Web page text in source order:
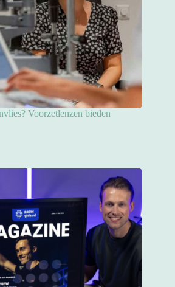
Voorzetlenzen bieden